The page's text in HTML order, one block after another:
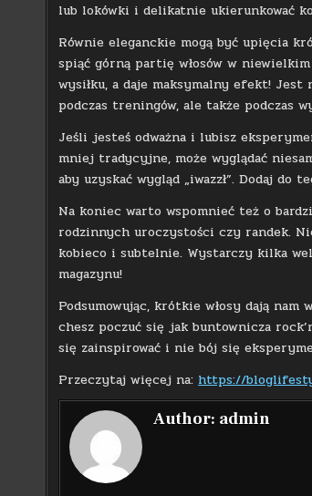
lub lokówki i delikatnie ukierunkować
Równie eleganckie mogą być upięcia
spiąć górną partię włosów w
wysiłku, a daje maksymalny efekt!
podczas treningów, ale także podczas
Jeśli jesteś odważna i lubisz
mniej tradycyjne, może wyglądać
aby uzyskać wygląd „iwazzł”. Dodaj
Na koniec warto wspomnieć też o
rodzinnych uroczystości czy randek.
kobieco i subtelnie. Wystarczy kilka
magazynu!
Podsumowując, krótkie włosy dają
chesz poczuć się jak buntownicza
się zainspirować i nie bój się
Przeczytaj więcej na: https://
Author: admin